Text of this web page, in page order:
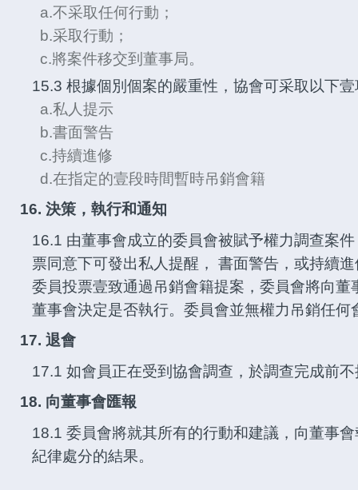
a.不采取任何行動；
b.采取行動；
c.將案件移交到董事局。
15.3 根據個別個案的嚴重性，協會可采取以下
a.私人提示
b.書面警告
c.持續進修
d.在指定的壹段時間暫時吊銷會籍
16. 決策，執行和通知
16.1 由董事會成立的委員會被賦予權力調查案
票同意下可發出私人提醒， 書面警告，或持續
委員投票壹致通過吊銷會籍提案，委員會將向董
董事會決定是否執行。委員會並無權力吊銷任何
17. 退會
17.1 如會員正在受到協會調查，於調查完成前
18. 向董事會匯報
18.1 委員會將就其所有的行動和建議，向董事
紀律處分的結果。